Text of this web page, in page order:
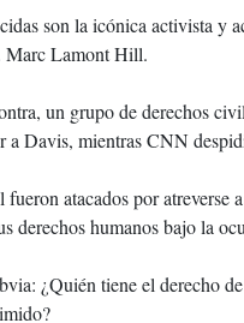
son la icónica activista y
Marc Lamont Hill.
un grupo de derechos
a Davis, mientras CNN
atacados por atreverse
derechos humanos bajo la
¿Quién tiene el derecho